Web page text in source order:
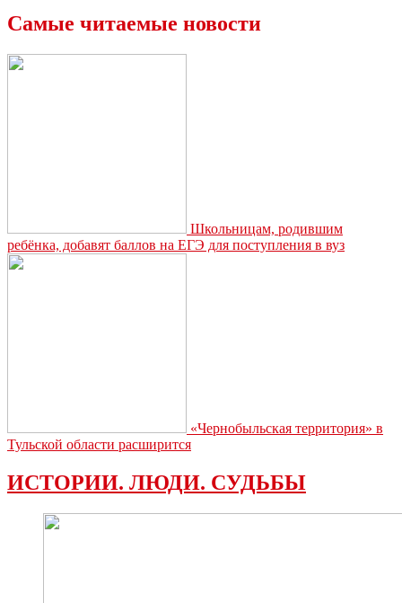
вегетарианцам
Самые читаемые новости
Школьницам, родившим
ребёнка, добавят баллов на ЕГЭ для поступления в вуз
«Чернобыльская территория» в
Тульской области расширится
ИСТОРИИ. ЛЮДИ. СУДЬБЫ